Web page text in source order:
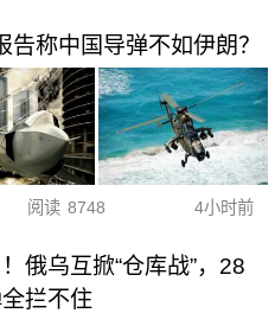
称中国导弹不如伊朗？
阅读 8748 4小时前
俄乌互掀“仓库战”，28
拦不住